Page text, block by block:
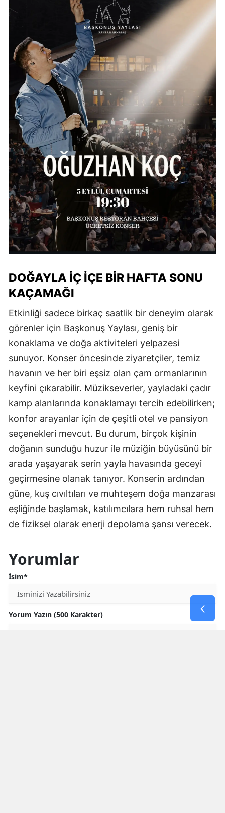
DOĞAYLA İÇ İÇE BİR HAFTA SONU
KAÇAMAĞI
Etkinliği sadece birkaç saatlik bir deneyim olarak
görenler için Başkonuş Yaylası, geniş bir
konaklama ve doğa aktiviteleri yelpazesi
sunuyor. Konser öncesinde ziyaretçiler, temiz
havanın ve her biri eşsiz olan çam ormanlarının
keyfini çıkarabilir. Müzikseverler, yayladaki çadır
kamp alanlarında konaklamayı tercih edebilirken;
konfor arayanlar için de çeşitli otel ve pansiyon
seçenekleri mevcut. Bu durum, birçok kişinin
doğanın sunduğu huzur ile müziğin büyüsünü bir
arada yaşayarak serin yayla havasında geceyi
geçirmesine olanak tanıyor. Konserin ardından
güne, kuş cıvıltıları ve muhteşem doğa manzarası
eşliğinde başlamak, katılımcılara hem ruhsal hem
de fiziksel olarak enerji depolama şansı verecek.
Yorumlar
İsim*
Yorum Yazın (500 Karakter)